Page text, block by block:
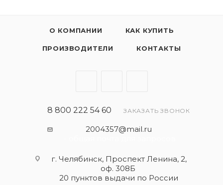
Применять согласно рекомендациям
О КОМПАНИИ КАК КУПИТЬ
ПРОИЗВОДИТЕЛИ КОНТАКТЫ
8 800 222 54 60 ЗАКАЗАТЬ ЗВОНОК
2004357@mail.ru
г. Челябинск, Проспект Ленина, 2,
оф. 308Б
20 пунктов выдачи по России